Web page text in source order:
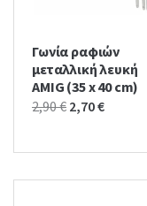
Γωνία ραφιών
μεταλλική λευκή
AMIG (35 x 40 cm)
2,90€ Original
was:
2,70€Current
is: